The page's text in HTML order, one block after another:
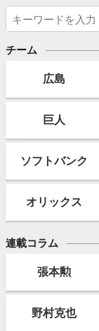
チーム
広島
巨人
ソフトバンク
オリックス
連載コラム
張本勲
野村克也